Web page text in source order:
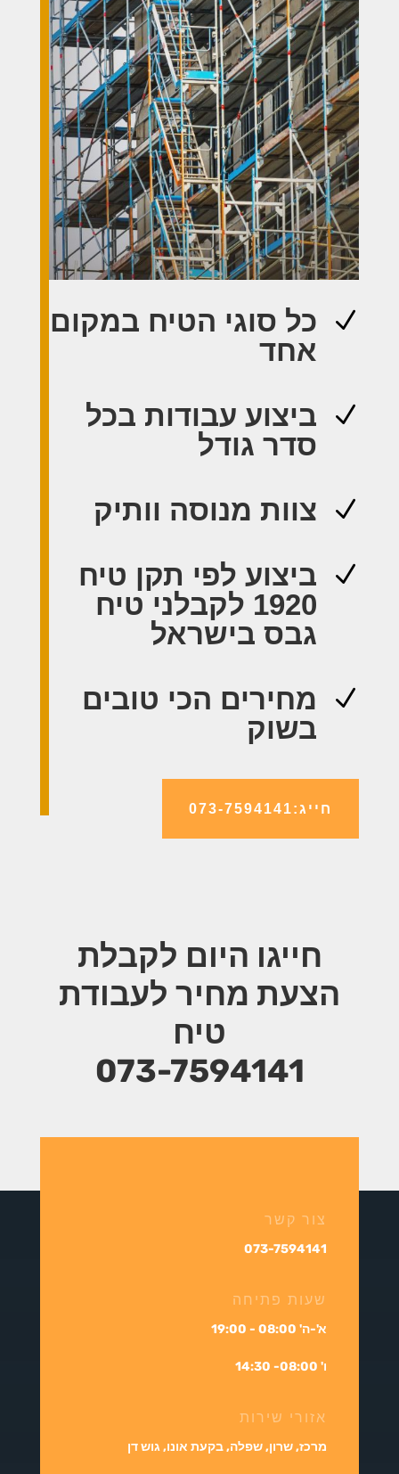
N
כל סוגי הטיח במקום
אחד
N
ביצוע עבודות בכל
סדר גודל
N צוות מנוסה וותיק
N
ביצוע לפי תקן טיח
1920 לקבלני טיח
גבס בישראל
N
מחירים הכי טובים
בשוק
חייג:073-7594141
חייגו היום לקבלת
הצעת מחיר לעבודת
טיח
073-7594141
צור קשר
073-7594141
שעות פתיחה
א'-ה' 08:00 - 19:00
ו' 08:00- 14:30
אזורי שירות
מרכז, שרון, שפלה, בקעת אונו, גוש דן